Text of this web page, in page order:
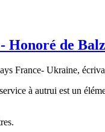
Honoré de
France- Ukraine,
à autrui est un